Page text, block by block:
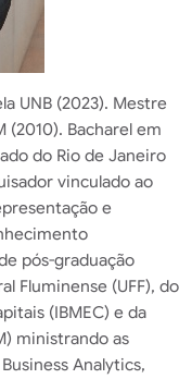
UNB (2023). Mestre
(2010). Bacharel em
do Rio de Janeiro
vinculado ao
e
pós-graduação
Fluminense (UFF), do
(IBMEC) e da
ministrando as
Analytics,